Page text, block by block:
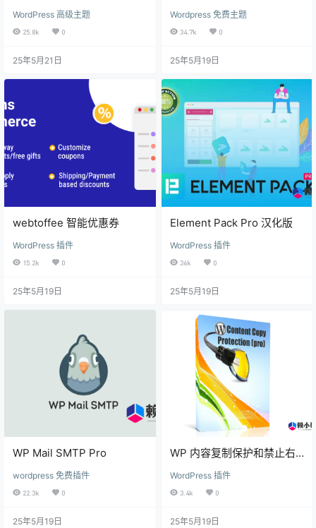
WordPress 高级主题
25.8k 0
25年5月21日
Wordpress 免费主题
34.7k 0
25年5月19日
webtoffee 智能优惠券
WordPress 插件
15.2k 0
25年5月19日
Element Pack Pro 汉化版
WordPress 插件
36k 0
25年5月19日
WP Mail SMTP Pro
wordpress 免费插件
22.3k 0
25年5月19日
WP 内容复制保护和禁止右
键单击 (Pro)
WordPress 插件
3.4k 0
25年5月19日